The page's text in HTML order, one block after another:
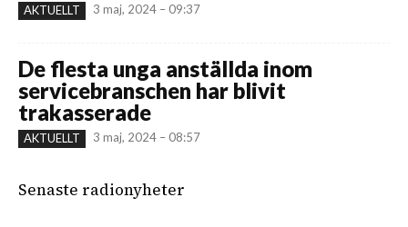
AKTUELLT 3 maj, 2024 – 09:37
De flesta unga anställda inom
servicebranschen har blivit
trakasserade
AKTUELLT 3 maj, 2024 – 08:57
Senaste radionyheter